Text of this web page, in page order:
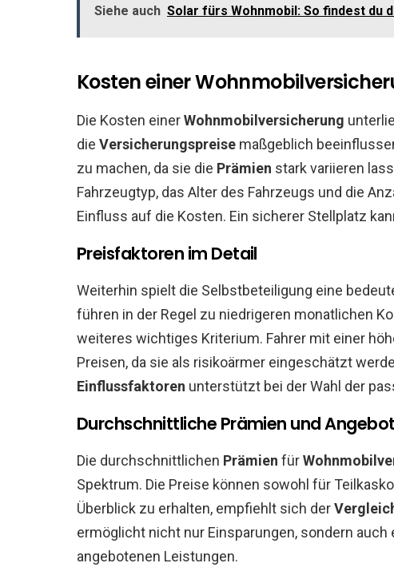
Siehe auch Solar fürs Wohnmobil: So findest du
Kosten einer
Die Kosten einerWohnmobilversicherung
die Versicherungspreise maßgeblich
zu machen, da sie die Prämien stark variieren
Fahrzeugtyp, das Alter des Fahrzeugs und die
Einfluss auf die Kosten. Ein sicherer Stellplatz
Preisfaktoren im Detail
Weiterhin spielt die Selbstbeteiligung eine
führen in der Regel zu niedrigeren monatlichen
weiteres wichtiges Kriterium. Fahrer mit einer
Preisen, da sie als risikoärmer eingeschätzt
Einflussfaktoren unterstützt bei der Wahl der
Durchschnittliche Prämien und
Die durchschnittlichen Prämien für
Spektrum. Die Preise können sowohl für
Überblick zu erhalten, empfiehlt sich der
ermöglicht nicht nur Einsparungen, sondern
angebotenen Leistungen.